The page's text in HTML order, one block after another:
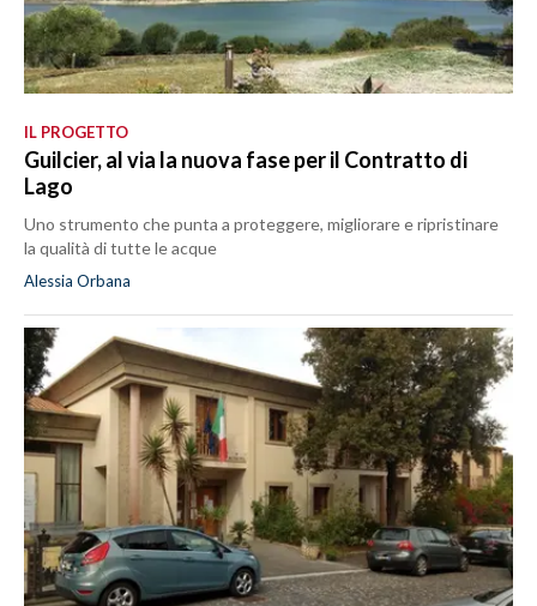
IL PROGETTO
Guilcier, al via la nuova fase per il Contratto di
Lago
Uno strumento che punta a proteggere, migliorare e ripristinare
la qualità di tutte le acque
Alessia Orbana